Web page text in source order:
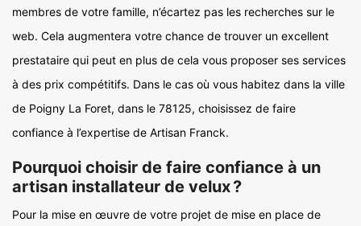
membres de votre famille, n’écartez pas les recherches sur le
web. Cela augmentera votre chance de trouver un excellent
prestataire qui peut en plus de cela vous proposer ses services
à des prix compétitifs. Dans le cas où vous habitez dans la ville
de Poigny La Foret, dans le 78125, choisissez de faire
confiance à l’expertise de Artisan Franck.
Pourquoi choisir de faire confiance à un
artisan installateur de velux ?
Pour la mise en œuvre de votre projet de mise en place de